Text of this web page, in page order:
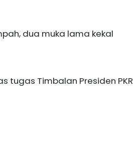
dua muka lama kekal
tugas Timbalan Presiden PKR